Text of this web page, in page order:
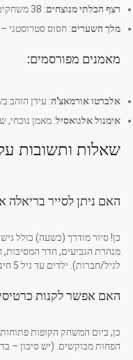
רצף הבלתי מנוצחים: 38 משחקים ללא הפסד (1979/80)
מלך השערים: חסוס סטרוסטגי – 162 שערים
מאמנים מפורסמים:
אלברטו אורמאצ'ה: עידן הזהב
אימנול אלגואסיל: מאמן נוכחי,
שאלות ותשובות
האם ניתן לסייר בריאלה
כן! סיור מודרך (כשעה) כולל
לגיל/חברות). ילדים עד גיל 5 חינם.
האם אפשר לקנות
כן, ביום המשחק הקופות
הפחות מבוקשים. (יש סיכון –